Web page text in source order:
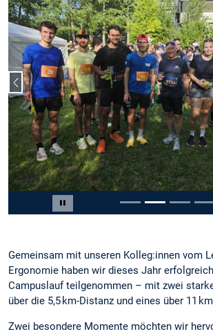
Carousel pausieren
Vorheriger Slide
Slide 2 von 4
Gemeinsam mit unseren Kolleg:innen vom
Ergonomie haben wir dieses Jahr
Campuslauf teilgenommen – mit zwei
über die 5,5 km-Distanz und eines über 11
Zwei besondere Momente möchten wir